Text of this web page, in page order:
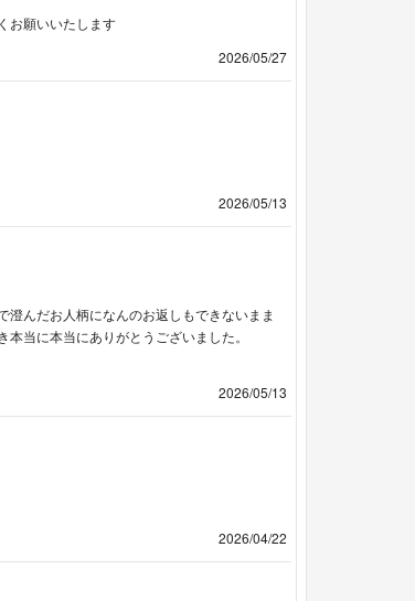
お願いいたします
2026/05/27
2026/05/13
んだお人柄になんのお返しもできないまま
当に本当にありがとうございました。
2026/05/13
2026/04/22